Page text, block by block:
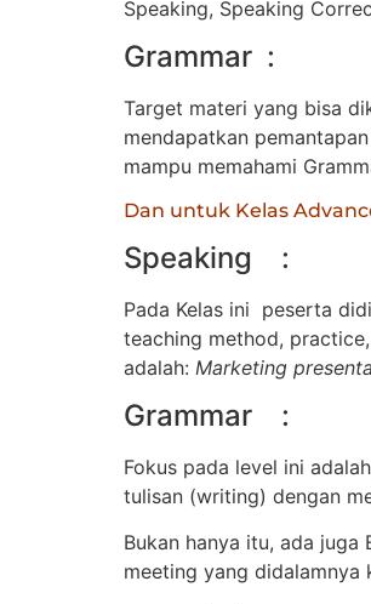
Speaking, Speaking
Grammar :
Target materi yang bisa
mendapatkan
mampu memahami
Dan untuk Kelas
Speaking :
Pada Kelas ini peserta
teaching method,
adalah: Marketing
Grammar :
Fokus pada level ini
tulisan (writing) dengan
Bukan hanya itu, ada
meeting yang didalamnya